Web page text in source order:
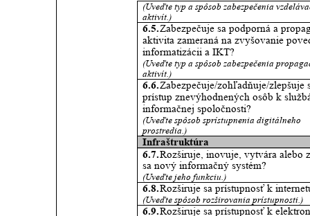
(Uveďte typ a spôsob zabezpečenia
aktivít.)
6.5. Zabezpečuje sa podporná a
aktivita zameraná na zvyšovanie
informatizácii a IKT?
(Uveďte typ a spôsob zabezpečenia
aktivít.)
6.6. Zabezpečuje/zohľadňuje/zlepšuje
prístup znevýhodnených osôb k
informačnej spoločnosti?
(Uveďte spôsob sprístupnenia digitálneho
prostredia.)
Infraštruktúra
6.7. Rozširuje, inovuje, vytvára alebo
sa nový informačný systém?
(Uveďte jeho funkciu.)
6.8. Rozširuje sa prístupnosť k
(Uveďte spôsob rozširovania prístupnosti.)
6.9. Rozširuje sa prístupnosť k